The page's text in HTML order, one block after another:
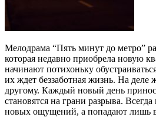
Мелодрама “Пять минут до метро”
которая недавно приобрела новую
начинают потихоньку
их ждет беззаботная жизнь. На деле
другому. Каждый новый день
становятся на грани разрыва.
новых ощущений, а попадают лишь